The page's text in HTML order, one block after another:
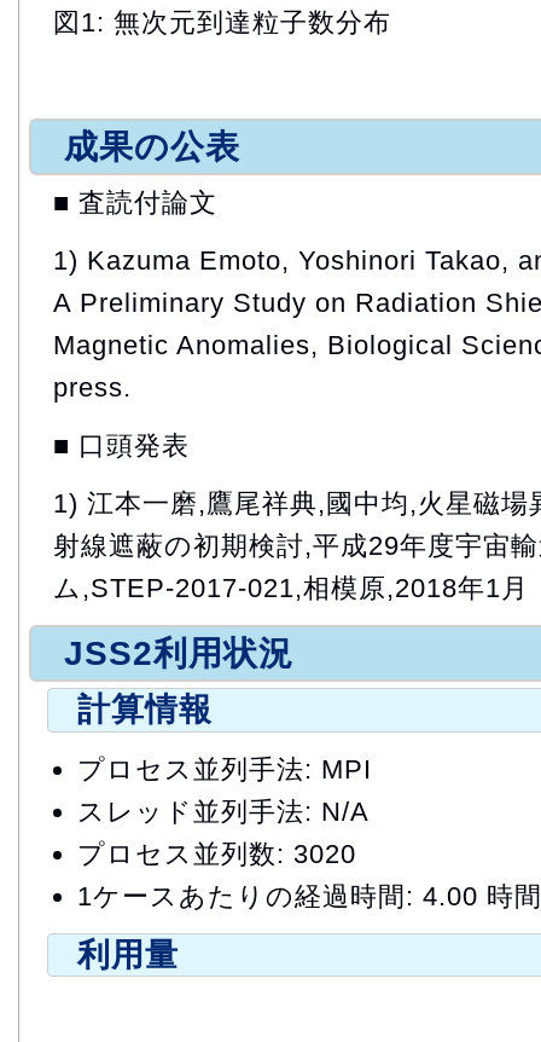
図1: 無次元到達粒子数分布
成果の公表
■ 査読付論文
1) Kazuma Emoto, Yoshinori Takao,
A Preliminary Study on Radiation
Magnetic Anomalies, Biological
press.
■ 口頭発表
1) 江本一磨,鷹尾祥典,國中均,⽕星磁
射線遮蔽の初期検討,平成29年度宇宙
ム,STEP-2017-021,相模原,2018年1月
JSS2利用状況
計算情報
プロセス並列手法: MPI
スレッド並列手法: N/A
プロセス並列数: 3020
1ケースあたりの経過時間: 4.00 時間
利用量